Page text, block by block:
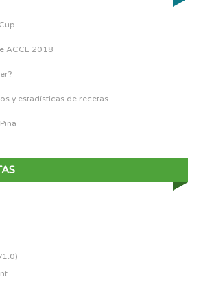
ACCE 2018
y estadísticas de recetas